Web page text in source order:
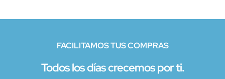
FACILITAMOS TUS COMPRAS
Todos los días crecemos por ti.